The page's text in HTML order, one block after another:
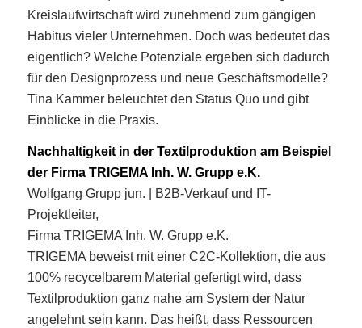
Kreislaufwirtschaft wird zunehmend zum gängigen
Habitus vieler Unternehmen. Doch was bedeutet das
eigentlich? Welche Potenziale ergeben sich dadurch
für den Designprozess und neue Geschäftsmodelle?
Tina Kammer beleuchtet den Status Quo und gibt
Einblicke in die Praxis.
Nachhaltigkeit in der Textilproduktion am Beispiel
der Firma TRIGEMA Inh. W. Grupp e.K.
Wolfgang Grupp jun. | B2B-Verkauf und IT-
Projektleiter,
Firma TRIGEMA Inh. W. Grupp e.K.
TRIGEMA beweist mit einer C2C-Kollektion, die aus
100% recycelbarem Material gefertigt wird, dass
Textilproduktion ganz nahe am System der Natur
angelehnt sein kann. Das heißt, dass Ressourcen